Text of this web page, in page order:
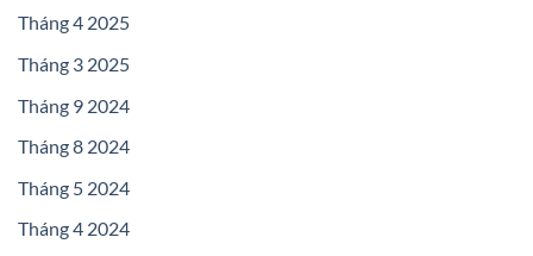
Tháng 4 2025
Tháng 3 2025
Tháng 9 2024
Tháng 8 2024
Tháng 5 2024
Tháng 4 2024